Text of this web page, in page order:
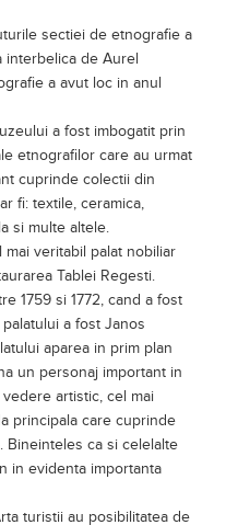
Judetean Mures -
Mures
a Muzeului Judetean
in Piata Trandafirilor
a muzeului, datorita
dar nu a rezistat
sectiei de etnografie a
de Aurel
a avut loc in anul
a fost imbogatit prin
etnografilor care au urmat
cuprinde colectii din
fi: textile, ceramica,
si multe altele.
veritabil palat nobiliar